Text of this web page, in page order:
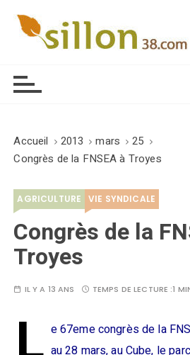
Accueil 2013 mars
25
Congrès de la FNSEA à Troyes
AGRICULTURE VIE SYNDICALE
Congrès de la
Troyes
IL Y A 13 ANS TEMPS DE LECTURE :1
e 67eme congrès de la
au 28 mars, au Cube, le